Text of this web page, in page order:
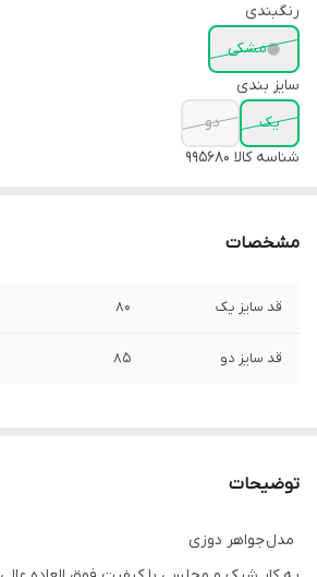
رنگبندی
مشکی
سایز بندی
یک
دو
شناسه کالا 995680
مشخصات
قد سایز یک ۸۰
قد سایز دو ۸۵
توضیحات
مدل جواهر دوزی